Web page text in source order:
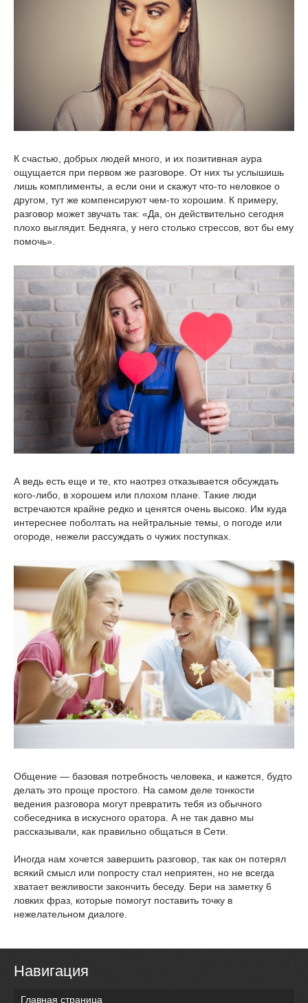
К счастью, добрых людей много, и их позитивная аура
ощущается при первом же разговоре. От них ты услышишь
лишь комплименты, а если они и скажут что-то неловкое о
другом, тут же компенсируют чем-то хорошим. К примеру,
разговор может звучать так: «Да, он действительно сегодня
плохо выглядит. Бедняга, у него столько стрессов, вот бы ему
помочь».
А ведь есть еще и те, кто наотрез отказывается обсуждать
кого-либо, в хорошем или плохом плане. Такие люди
встречаются крайне редко и ценятся очень высоко. Им куда
интереснее поболтать на нейтральные темы, о погоде или
огороде, нежели рассуждать о чужих поступках.
Общение — базовая потребность человека, и кажется, будто
делать это проще простого. На самом деле тонкости
ведения разговора могут превратить тебя из обычного
собеседника в искусного оратора. А не так давно мы
рассказывали, как правильно общаться в Сети.
Иногда нам хочется завершить разговор, так как он потерял
всякий смысл или попросту стал неприятен, но не всегда
хватает вежливости закончить беседу. Бери на заметку 6
ловких фраз, которые помогут поставить точку в
нежелательном диалоге.
Навигация
Главная страница